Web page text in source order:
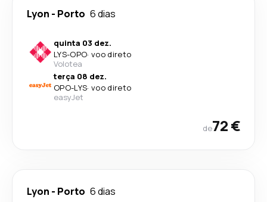
Lyon - Porto 6 dias
quinta 03 dez.
LYS-OPO· voo direto
Volotea
terça 08 dez.
OPO-LYS· voo direto
easyJet
de72 €
Lyon - Porto 6 dias